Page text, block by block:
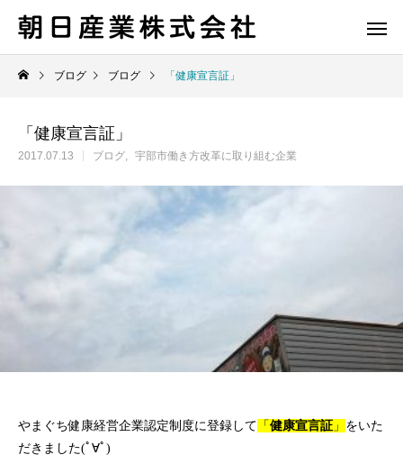
ブログ ブログ 「健康宣言証」
「健康宣言証」
2017.07.13 ブログ 宇部市働き方改革に取り組む企業
やまぐち健康経営企業認定制度に登録して 「 健康宣言証 」 をいた
だきました(ﾟ∀ﾟ)